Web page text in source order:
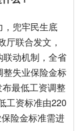
，兜牢民生底
厅联合发文，
动机制，全省
失业保险金标
最低工资调整
工资标准由220
险金标准需进